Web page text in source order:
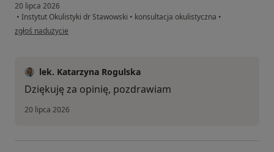
20 lipca 2026
• Instytut Okulistyki dr Stawowski • konsultacja okulistyczna •
w opinii użytkownika Voitsekh Viktoriia
zgłoś nadużycie
lek. Katarzyna Rogulska
Dziękuję za opinię, pozdrawiam
20 lipca 2026